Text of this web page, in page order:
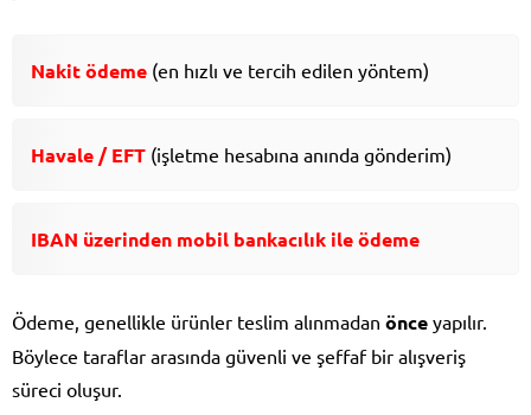
Nakit ödeme (en hızlı ve tercih edilen yöntem)
Havale / EFT (işletme hesabına anında gönderim)
IBAN üzerinden mobil bankacılık ile ödeme
Ödeme, genellikle ürünler teslim alınmadan önce yapılır.
Böylece taraflar arasında güvenli ve şeffaf bir alışveriş
süreci oluşur.